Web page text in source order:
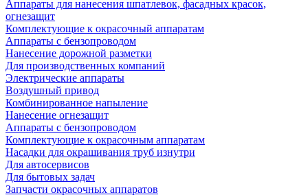
Аппараты для нанесения шпатлевок, фасадных красок,
огнезащит
Комплектующие к окрасочный аппаратам
Аппараты с бензопроводом
Нанесение дорожной разметки
Для производственных компаний
Электрические аппараты
Воздушный привод
Комбинированное напыление
Нанесение огнезащит
Аппараты с бензопроводом
Комплектующие к окрасочным аппаратам
Насадки для окрашивания труб изнутри
Для автосервисов
Для бытовых задач
Запчасти окрасочных аппаратов